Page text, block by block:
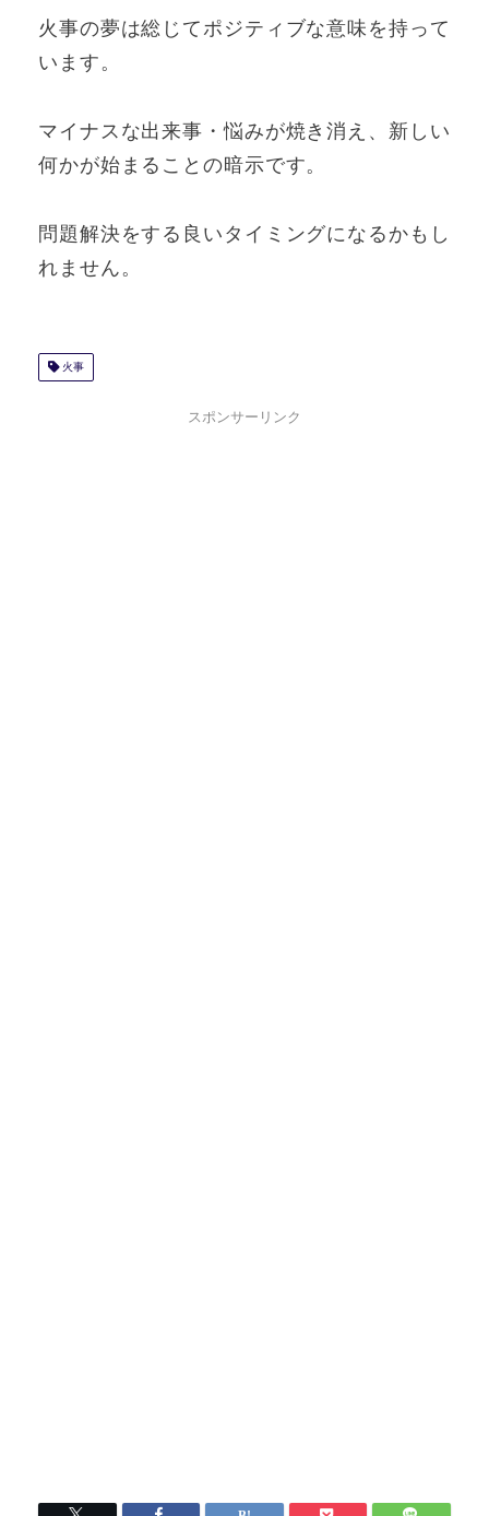
火事の夢は総じてポジティブな意味を持って
います。
マイナスな出来事・悩みが焼き消え、新しい
何かが始まることの暗示です。
問題解決をする良いタイミングになるかもし
れません。
火事
スポンサーリンク